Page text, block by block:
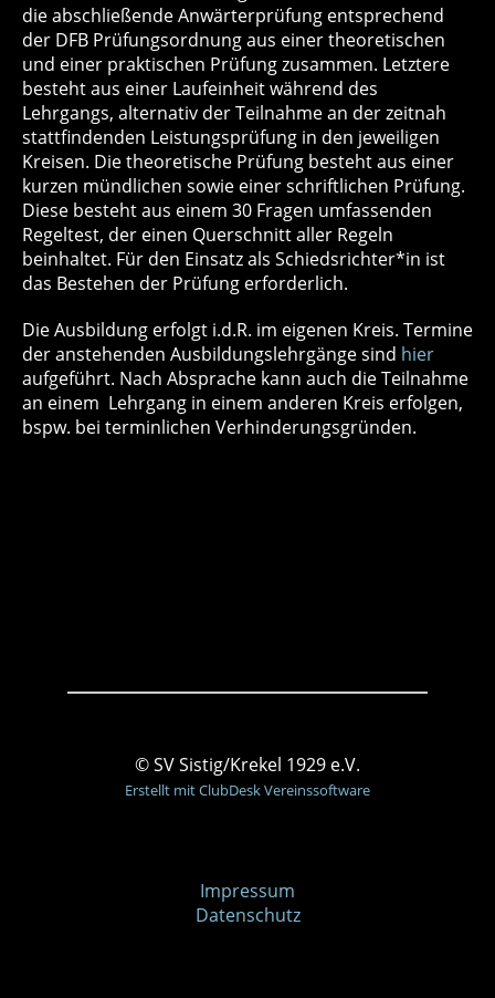
die abschließende Anwärterprüfung entsprechend
der DFB Prüfungsordnung aus einer theoretischen
und einer praktischen Prüfung zusammen. Letztere
besteht aus einer Laufeinheit während des
Lehrgangs, alternativ der Teilnahme an der zeitnah
stattfindenden Leistungsprüfung in den jeweiligen
Kreisen. Die theoretische Prüfung besteht aus einer
kurzen mündlichen sowie einer schriftlichen Prüfung.
Diese besteht aus einem 30 Fragen umfassenden
Regeltest, der einen Querschnitt aller Regeln
beinhaltet. Für den Einsatz als Schiedsrichter*in ist
das Bestehen der Prüfung erforderlich.
Die Ausbildung erfolgt i.d.R. im eigenen Kreis. Termine
der anstehenden Ausbildungslehrgänge sind hier
aufgeführt. Nach Absprache kann auch die Teilnahme
an einem Lehrgang in einem anderen Kreis erfolgen,
bspw. bei terminlichen Verhinderungsgründen.
© SV Sistig/Krekel 1929 e.V.
Erstellt mit ClubDesk Vereinssoftware
Impressum
Datenschutz